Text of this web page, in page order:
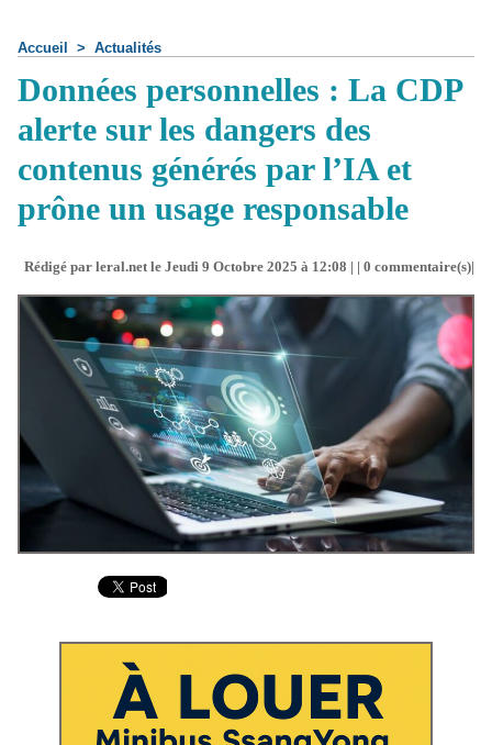
Accueil > Actualités
Données personnelles : La CDP
alerte sur les dangers des
contenus générés par l’IA et
prône un usage responsable
Rédigé par leral.net le Jeudi 9 Octobre 2025 à 12:08 | | 0 commentaire(s)|